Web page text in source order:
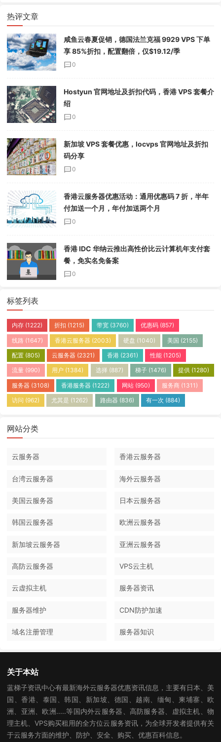
热评文章
咸鱼云春夏促销，德国法兰克福 9929 VPS 下单
享 85%折扣，配置翻倍，仅$19.12/季
0
Hostyun 官网地址及折扣代码，香港 VPS 套餐介
绍
0
新加坡 VPS 套餐优惠，locvps 官网地址及折扣
码分享
0
香港云服务器优惠活动：通用优惠码 7 折，半年
付加送一个月，年付加送两个月
0
香港 IDC 华纳云推出高性价比云计算机年支付套
餐，免实名免备案
0
标签列表
内存 (1222) 折扣 (1215) 带宽(3760) 优惠码(857)
线路 (1647) 香港云服务器 (2003) 硬盘 (1040) 美国 (2155)
配置 (805) 云服务器 (2321) 香港(2361) 性能(1205)
流量 (990) 用户 (1384) 选择 (887) 梯子(1476) 提供 (1280)
服务器 (3108) 香港服务器 (1222) 网站(950) 服务商(1311)
访问 (962) 尤其是 (1262) 路由器 (836) 有一次 (884)
网站分类
云服务器 香港云服务器
台湾云服务器 海外云服务器
美国云服务器 日本云服务器
韩国云服务器 欧洲云服务器
新加坡云服务器 亚洲云服务器
高防云服务器 VPS云主机
云虚拟主机 服务器资讯
服务器维护 CDN防护加速
域名注册管理 服务器知识
关于本站
蓝梯子资讯中心有最新海外云服务器优惠资讯信息，主要有日本、美
国、香港、泰国、韩国、新加坡、德国、越南、缅甸、柬埔寨、欧
洲、亚洲、欧洲.....等国内外云服务器、高防服务器、虚拟主机、物
理主机、VPS购买租用的全方位云服务资讯，为全球开发者提供有关
于云服务方面的维护、防护、安全、购买、优惠百科信息。